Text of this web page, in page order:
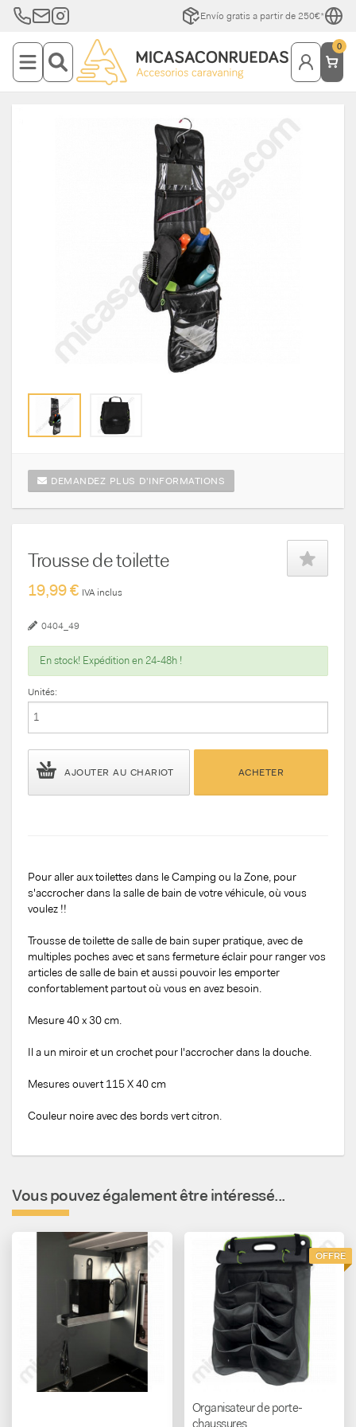
Envío gratis a partir de 250€*
0
DEMANDEZ PLUS D'INFORMATIONS
Trousse de toilette
19,99 € IVA inclus
0404_49
En stock! Expédition en 24-48h !
Unités:
AJOUTER AU CHARIOT ACHETER
Pour aller aux toilettes dans le Camping ou la Zone, pour
s'accrocher dans la salle de bain de votre véhicule, où vous
voulez !!
Trousse de toilette de salle de bain super pratique, avec de
multiples poches avec et sans fermeture éclair pour ranger vos
articles de salle de bain et aussi pouvoir les emporter
confortablement partout où vous en avez besoin.
Mesure 40 x 30 cm.
Il a un miroir et un crochet pour l'accrocher dans la douche.
Mesures ouvert 115 X 40 cm
Couleur noire avec des bords vert citron.
Vous pouvez également être intéressé...
OFFRE
Organisateur de porte-